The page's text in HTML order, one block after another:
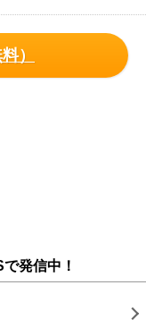
）
発信中！